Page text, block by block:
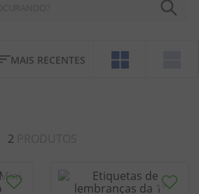
MAIS RECENTES
2
1º
chocolate
salgadinho